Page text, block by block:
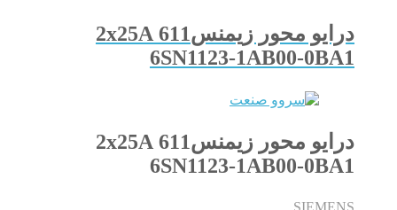
درایو محور زیمنس611 2x25A
6SN1123-1AB00-0BA1
درایو محور زیمنس611 2x25A
6SN1123-1AB00-0BA1
SIEMENS